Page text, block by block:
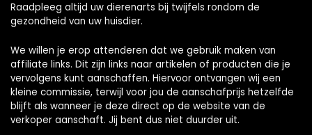
Raadpleeg altijd uw dierenarts bij twijfels rondom de
gezondheid van uw huisdier.
We willen je erop attenderen dat we gebruik maken van
affiliate links. Dit zijn links naar artikelen of producten die je
vervolgens kunt aanschaffen. Hiervoor ontvangen wij een
kleine commissie, terwijl voor jou de aanschafprijs hetzelfde
blijft als wanneer je deze direct op de website van de
verkoper aanschaft. Jij bent dus niet duurder uit.